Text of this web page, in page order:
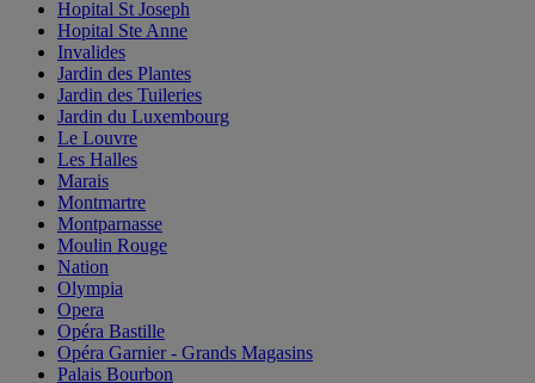
Hopital St Joseph
Hopital Ste Anne
Invalides
Jardin des Plantes
Jardin des Tuileries
Jardin du Luxembourg
Le Louvre
Les Halles
Marais
Montmartre
Montparnasse
Moulin Rouge
Nation
Olympia
Opera
Opéra Bastille
Opéra Garnier - Grands Magasins
Palais Bourbon